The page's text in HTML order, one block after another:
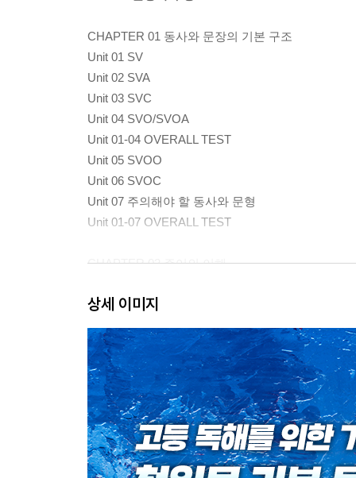
CHAPTER 01 동사와 문장의 기본 구조
Unit 01 SV
Unit 02 SVA
Unit 03 SVC
Unit 04 SVO/SVOA
Unit 01-04 OVERALL TEST
Unit 05 SVOO
Unit 06 SVOC
Unit 07 주의해야 할 동사와 문형
Unit 01-07 OVERALL TEST
CHAPTER 02 주어의 이해
Unit 09 명사절 주어Ⅰ
Unit 10 명사절 주어Ⅱ
Unit 09-10 OVERALL TEST
Unit 11 가주어 it
Unit 12 to부정사의 의미상의 주어
Unit 13 동명사의 의미상의 주어
Unit 14 it을 주어로 하는 구문
CHAPTER 03 목적어의 이해
상세 이미지